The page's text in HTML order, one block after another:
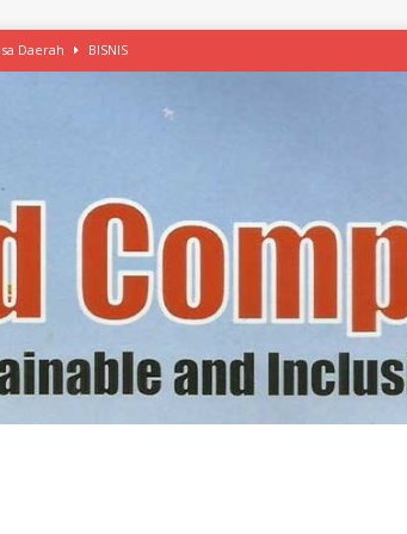
Daerah BISNIS
Seafood Berkelanjutan
Kimpul Pilihan Menu Sehat
Lampung Kenalkan Sosmocaf
Raksasa Rp1.100 Triliun